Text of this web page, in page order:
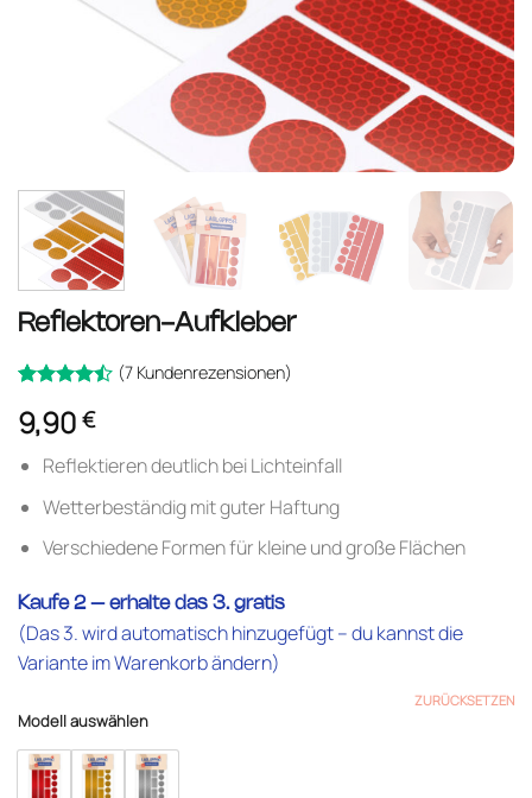
Reflektoren-Aufkleber
mit4.43
von 5,
basierend
Kundenbewertungen
(7Kundenrezensionen)
9,90 €
Reflektieren deutlich bei Lichteinfall
Wetterbeständig mit guter Haftung
Verschiedene Formen für kleine und große Flächen
Kaufe 2 – erhalte das 3. gratis
(Das 3. wird automatisch hinzugefügt – du kannst die
Variante im Warenkorb ändern)
Modell auswählen
ZURÜCKSETZEN